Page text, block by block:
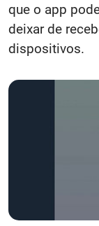
que o app
deixar de
dispositivos.